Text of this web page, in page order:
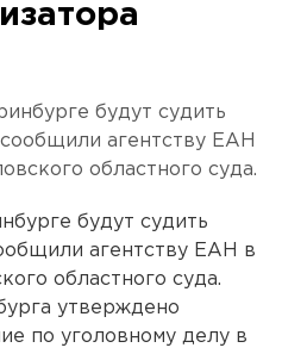
будут судить
агентству ЕАН
областного суда.
будут судить
агентству ЕАН в
областного суда.
утверждено
по уголовному делу в